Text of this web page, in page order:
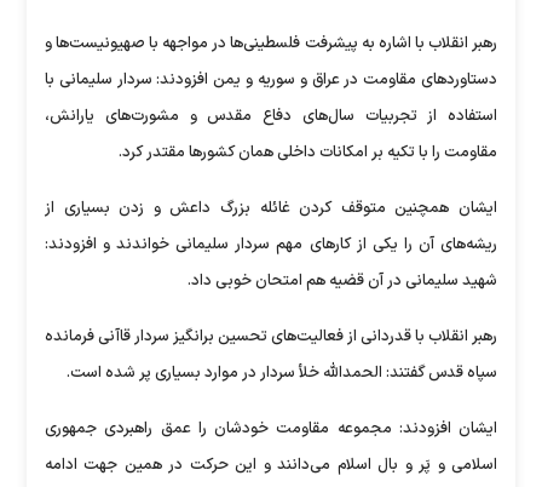
رهبر انقلاب با اشاره به پیشرفت فلسطینی‌ها در مواجهه با صهیونیست‌ها و
دستاورد‌های مقاومت در عراق و سوریه و یمن افزودند: سردار سلیمانی با
استفاده از تجربیات سال‌های دفاع مقدس و مشورت‌های یارانش،
مقاومت را با تکیه بر امکانات داخلی همان کشور‌ها مقتدر کرد.
ایشان همچنین متوقف کردن غائله بزرگ داعش و زدن بسیاری از
ریشه‌های آن را یکی از کار‌های مهم سردار سلیمانی خواندند و افزودند:
شهید سلیمانی در آن قضیه هم امتحان خوبی داد.
رهبر انقلاب با قدردانی از فعالیت‌های تحسین برانگیز سردار قاآنی فرمانده
سپاه قدس گفتند: الحمدالله خلأ سردار در موارد بسیاری پر شده است.
ایشان افزودند: مجموعه مقاومت خودشان را عمق راهبردی جمهوری
اسلامی و پَر و بال اسلام می‌دانند و این حرکت در همین جهت ادامه